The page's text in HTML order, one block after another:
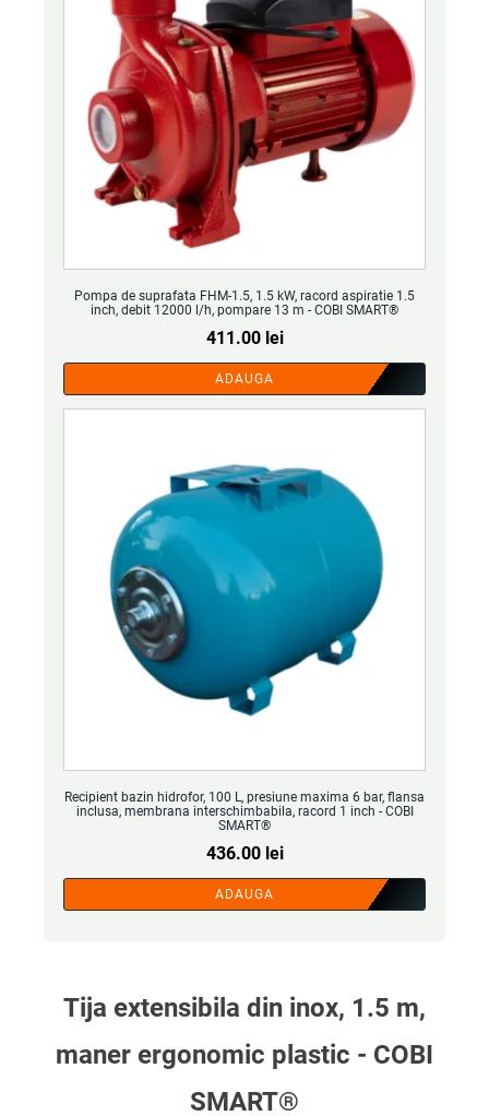
Pompa de suprafata FHM-1.5, 1.5 kW, racord aspiratie 1.5
inch, debit 12000 l/h, pompare 13 m - COBI SMART®
411.00 lei
ADAUGA
Recipient bazin hidrofor, 100 L, presiune maxima 6 bar, flansa
inclusa, membrana interschimbabila, racord 1 inch - COBI
SMART®
436.00 lei
ADAUGA
Tija extensibila din inox, 1.5 m,
maner ergonomic plastic - COBI
SMART®